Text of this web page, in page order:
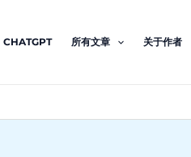
CHATGPT 所有文章 关于作者